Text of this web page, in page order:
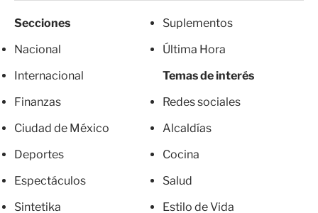
Secciones
Nacional
Internacional
Finanzas
Ciudad de México
Deportes
Espectáculos
Sintetika
Suplementos
Última Hora
Temas de interés
Redes sociales
Alcaldías
Cocina
Salud
Estilo de Vida